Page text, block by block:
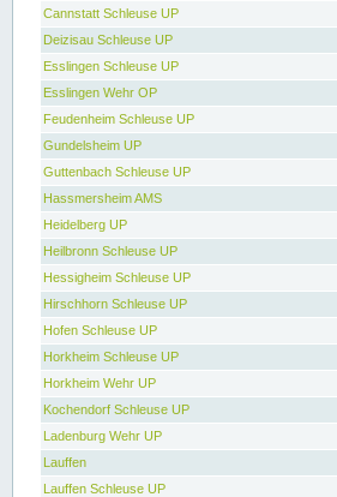
Cannstatt Schleuse UP
Deizisau Schleuse UP
Esslingen Schleuse UP
Esslingen Wehr OP
Feudenheim Schleuse UP
Gundelsheim UP
Guttenbach Schleuse UP
Hassmersheim AMS
Heidelberg UP
Heilbronn Schleuse UP
Hessigheim Schleuse UP
Hirschhorn Schleuse UP
Hofen Schleuse UP
Horkheim Schleuse UP
Horkheim Wehr UP
Kochendorf Schleuse UP
Ladenburg Wehr UP
Lauffen
Lauffen Schleuse UP